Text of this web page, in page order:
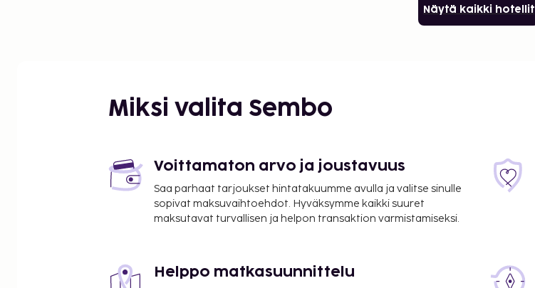
Näytä kaikki hotellit
Miksi valita Sembo
Voittamaton arvo ja joustavuus
Saa parhaat tarjoukset hintatakuumme avulla ja valitse sinulle
sopivat maksuvaihtoehdot. Hyväksymme kaikki suuret
maksutavat turvallisen ja helpon transaktion varmistamiseksi.
Helppo matkasuunnittelu